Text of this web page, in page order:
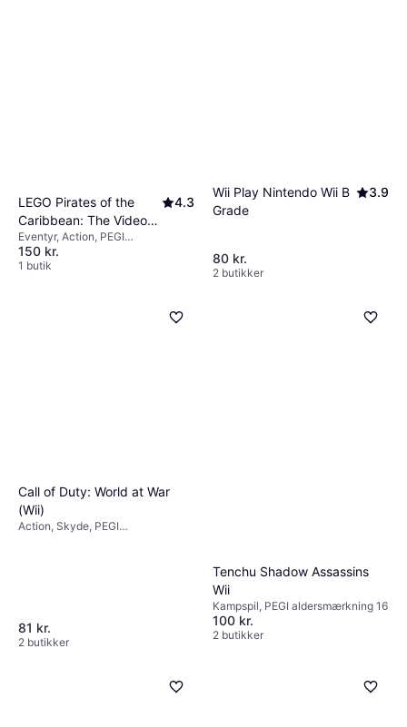
LEGO Pirates of the
Caribbean: The Video
Game (Wii)
4.3
Eventyr, Action, PEGI
aldersmærkning 7
150 kr.
1 butik
Wii Play Nintendo Wii B
Grade
3.9
80 kr.
2 butikker
Call of Duty: World at War
(Wii)
Action, Skyde, PEGI
81 kr.
2 butikker
Tenchu Shadow Assassins
Wii
Kampspil, PEGI aldersmærkning 16
100 kr.
2 butikker